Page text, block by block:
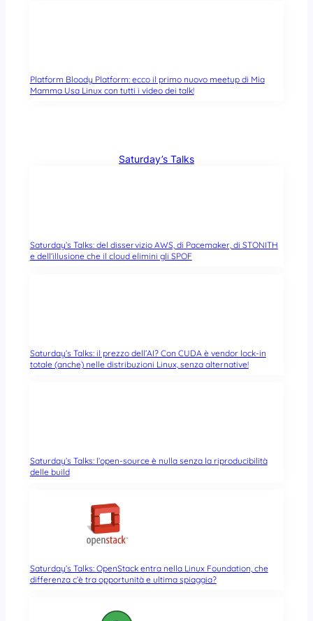
Platform Bloody Platform: ecco il primo nuovo meetup di Mia
Mamma Usa Linux con tutti i video dei talk!
Saturday’s Talks
Saturday’s Talks: del disservizio AWS, di Pacemaker, di STONITH
e dell’illusione che il cloud elimini gli SPOF
Saturday’s Talks: il prezzo dell’AI? Con CUDA è vendor lock-in
totale (anche) nelle distribuzioni Linux, senza alternative!
Saturday’s Talks: l’open-source è nulla senza la riproducibilità
delle build
Saturday’s Talks: OpenStack entra nella Linux Foundation, che
differenza c’è tra opportunità e ultima spiaggia?